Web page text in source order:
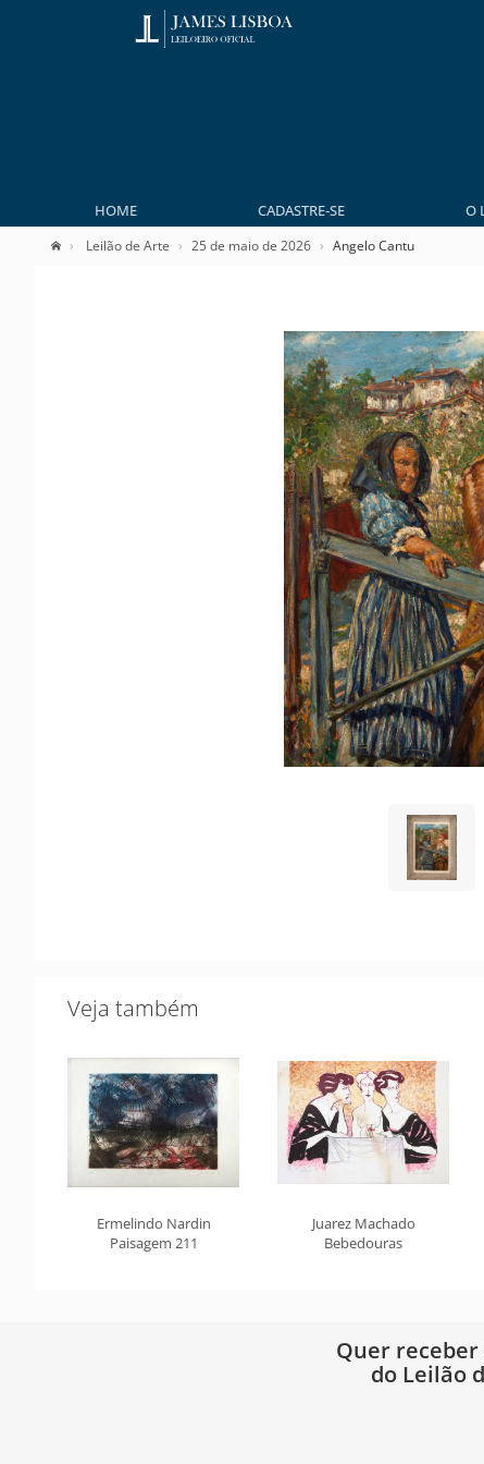
HOME CADASTRE-SE O
Leilão de Arte 25 de maio de 2026 Angelo Cantu
Veja também
Ermelindo Nardin
Paisagem 211
Juarez Machado
Bebedouras
Quer
do Leilão